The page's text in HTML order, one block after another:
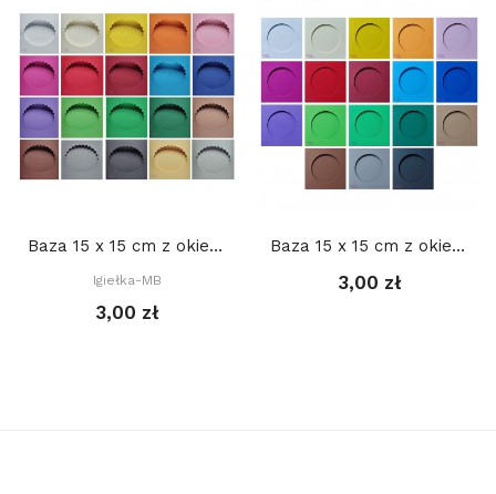
Baza 15 x 15 cm z okienkiem OWAL DEKORACYJNY...
Igiełka-MB
3,00 zł
Baza 15 x 15 cm z okienkiem KOŁO 10 cm,...
3,00 zł